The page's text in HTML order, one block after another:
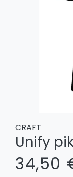
CRAFT
Unify
34,50